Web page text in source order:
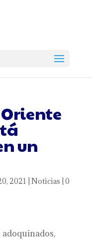
un
2021 Noticias 0